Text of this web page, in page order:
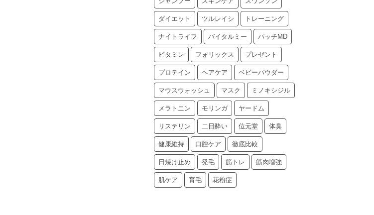
ダイエット ツルレイシ トレーニング
ナイトライフ バイタルミー パッチMD
ビタミン フォリックス プレゼント
プロテイン ヘアケア ベビーパウダー
マウスウォッシュ マスク ミノキシジル
メラトニン モリンガ ヤードム
リステリン 二日酔い 位元堂 体臭
健康維持 口腔ケア 徹底比較
日焼け止め 発毛 筋トレ 筋肉増強
肌ケア 育毛 花粉症